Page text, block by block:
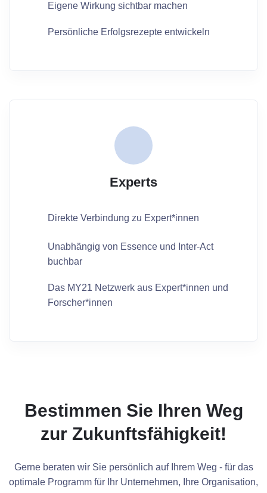
Eigene Wirkung sichtbar machen
Persönliche Erfolgsrezepte entwickeln
Experts
Direkte Verbindung zu Expert*innen
Unabhängig von Essence und Inter-Act
buchbar
Das MY21 Netzwerk aus Expert*innen und
Forscher*innen
Bestimmen Sie Ihren Weg
zur Zukunftsfähigkeit!
Gerne beraten wir Sie persönlich auf Ihrem Weg - für das
optimale Programm für Ihr Unternehmen, Ihre Organisation,